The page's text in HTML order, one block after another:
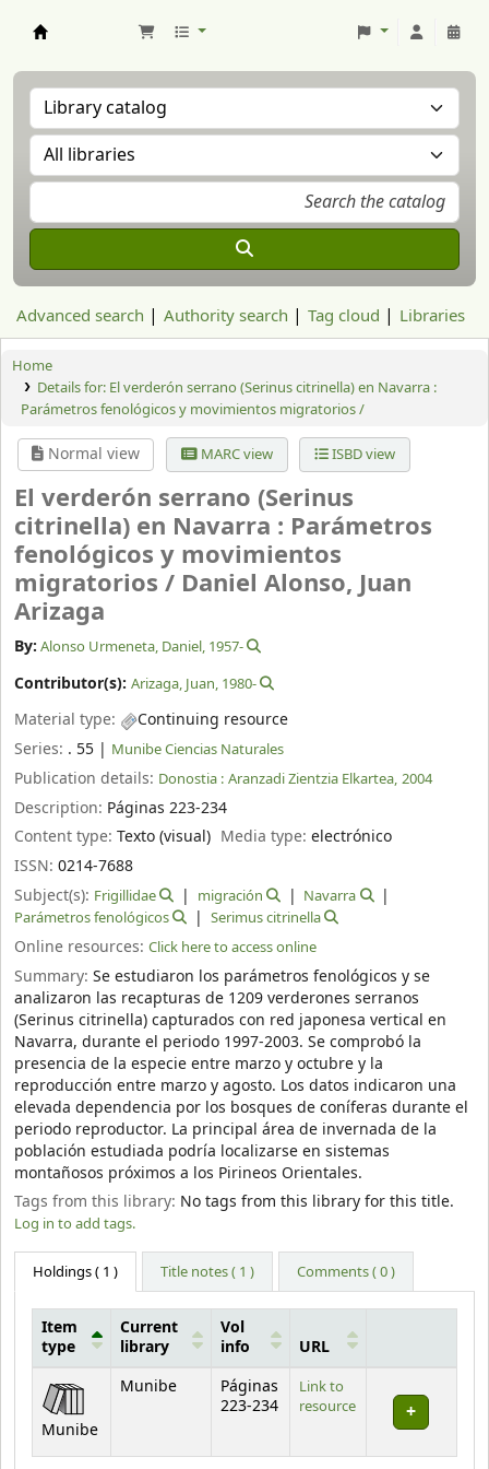
Advanced search Authority search Tag cloud Libraries
Home
Details for: El verderón serrano (Serinus citrinella) en Navarra :
Parámetros fenológicos y movimientos migratorios /
Normal view MARC view ISBD view
El verderón serrano (Serinus
citrinella) en Navarra : Parámetros
fenológicos y movimientos
migratorios / Daniel Alonso, Juan
Arizaga
By: Alonso Urmeneta, Daniel, 1957-
Contributor(s): Arizaga, Juan, 1980-
Material type:
Continuing resource
Series: . 55 | Munibe Ciencias Naturales
Publication details: Donostia : Aranzadi Zientzia Elkartea, 2004
Description: Páginas 223-234
Content type: Texto (visual) Media type:electrónico
ISSN: 0214-7688
Subject(s): Frigillidae migración
Navarra
Parámetros fenológicos
Serimus citrinella
Online resources: Click here to access online
Summary: Se estudiaron los parámetros fenológicos y se
analizaron las recapturas de 1209 verderones serranos
(Serinus citrinella) capturados con red japonesa vertical en
Navarra, durante el periodo 1997-2003. Se comprobó la
presencia de la especie entre marzo y octubre y la
reproducción entre marzo y agosto. Los datos indicaron una
elevada dependencia por los bosques de coníferas durante el
periodo reproductor. La principal área de invernada de la
población estudiada podría localizarse en sistemas
montañosos próximos a los Pirineos Orientales.
Tags from this library: No tags from this library for this title.
Log in to add tags.
Holdings( 1 ) Title notes ( 1 ) Comments ( 0 )
Holdings
Item
type
Current
library
Vol
info
URL
Munibe
Munibe
Páginas
223-234
Link to
resource